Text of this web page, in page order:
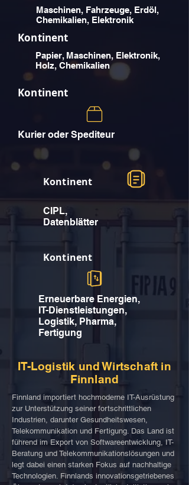
Maschinen, Fahrzeuge, Erdöl,
Chemikalien, Elektronik
Kontinent
Papier, Maschinen, Elektronik,
Holz, Chemikalien
Kontinent
Kurier oder Spediteur
Kontinent
CIPL,
Datenblätter
Kontinent
Erneuerbare Energien,
IT-Dienstleistungen,
Logistik, Pharma,
Fertigung
IT-Logistik und Wirtschaft in
Finnland
Finnland importiert hochmoderne IT-Ausrüstung
zur Unterstützung seiner fortschrittlichen
Industrien, darunter Gesundheitswesen,
Telekommunikation und Fertigung. Das Land ist
führend im Export von Softwareentwicklung, IT-
Beratung und Telekommunikationslösungen und
legt dabei einen starken Fokus auf nachhaltige
Technologien. Finnlands innovationsgetriebenes